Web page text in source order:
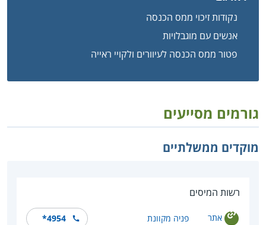
נקודות זיכוי ממס הכנסה
אנשים עם מוגבלויות
פטור ממס הכנסה לעיוורים ולקויי ראייה
גורמים מסייעים
מוקדים ממשלתיים
רשות המיסים
אתר פניה מקוונת *4954